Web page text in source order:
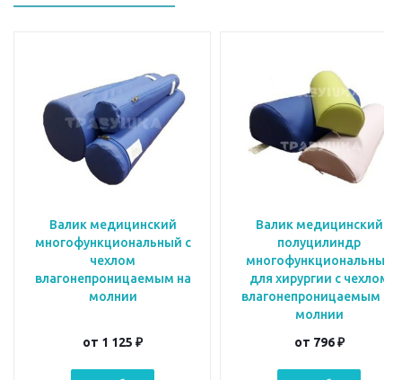
Валик медицинский
многофункциональный с
чехлом
влагонепроницаемым на
молнии
от 1 125 ₽
Валик медицинский
полуцилиндр
многофункциональный
для хирургии с чехлом
влагонепроницаемым на
молнии
от 796 ₽